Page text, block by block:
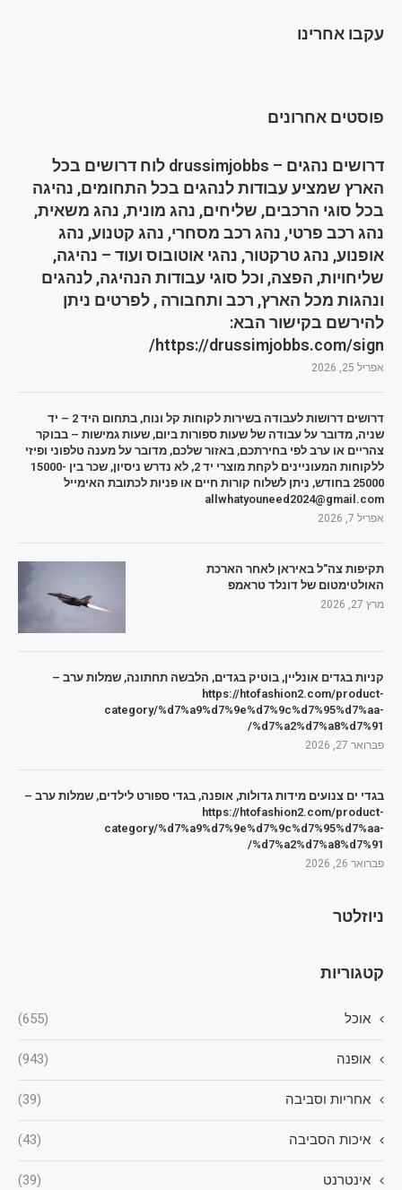
עקבו אחרינו
פוסטים אחרונים
דרושים נהגים – drussimjobbs לוח דרושים בכל
הארץ שמציע עבודות לנהגים בכל התחומים, נהיגה
בכל סוגי הרכבים, שליחים, נהג מונית, נהג משאית,
נהג רכב פרטי, נהג רכב מסחרי, נהג קטנוע, נהג
אופנוע, נהג טרקטור, נהגי אוטובוס ועוד – נהיגה,
שליחויות, הפצה, וכל סוגי עבודות הנהיגה, לנהגים
ונהגות מכל הארץ, רכב ותחבורה , לפרטים ניתן
להירשם בקישור הבא:
https://drussimjobbs.com/sign/
אפריל 25, 2026
דרושים דרושות לעבודה בשירות לקוחות קל ונוח, בתחום היד 2 – יד
שניה, מדובר על עבודה של שעות ספורות ביום, שעות גמישות – בבוקר
צהריים או ערב לפי בחירתכם, באזור שלכם, מדובר על מענה טלפוני ופיזי
ללקוחות המעוניינים לקחת מוצרי יד 2, לא נדרש ניסיון, שכר בין 15000-
25000 בחודש, ניתן לשלוח קורות חיים או פניות לכתובת האימייל
allwhatyouneed2024@gmail.com
אפריל 7, 2026
תקיפות צה"ל באיראן לאחר הארכת
האולטימטום של דונלד טראמפ
מרץ 27, 2026
קניות בגדים אונליין, בוטיק בגדים, הלבשה תחתונה, שמלות ערב –
https://htofashion2.com/product-
category/%d7%a9%d7%9e%d7%9c%d7%95%d7%aa-
%d7%a2%d7%a8%d7%91/
פברואר 27, 2026
בגדי ים צנועים מידות גדולות, אופנה, בגדי ספורט לילדים, שמלות ערב –
https://htofashion2.com/product-
category/%d7%a9%d7%9e%d7%9c%d7%95%d7%aa-
%d7%a2%d7%a8%d7%91/
פברואר 26, 2026
ניוזלטר
קטגוריות
אוכל (655)
אופנה (943)
אחריות וסביבה (39)
איכות הסביבה (43)
אינטרנט (39)